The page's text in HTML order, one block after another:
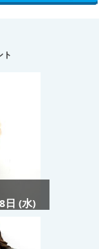
ト
日 (水)